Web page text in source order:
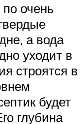
очень
а вода
уходит в
строятся в
будет
глубина